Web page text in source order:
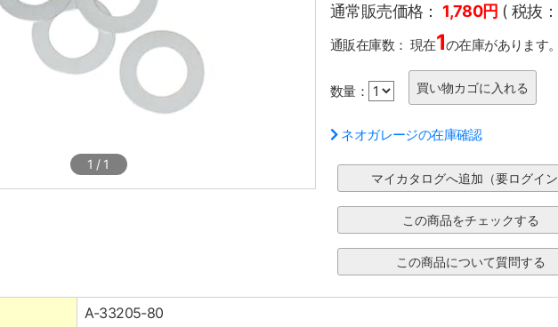
1 / 1
通常販売価格： 1,780円 ( 税抜：
通販在庫数： 現在1の在庫があります。
数量：
ネオガレージの在庫確認
A-33205-80